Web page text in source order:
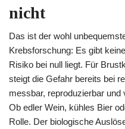
nicht
Das ist der wohl
Krebsforschung: Es gibt
Risiko bei null liegt. Für
steigt die Gefahr bereits bei
messbar, reproduzierbar
Ob edler Wein, kühles Bier
Rolle. Der biologische